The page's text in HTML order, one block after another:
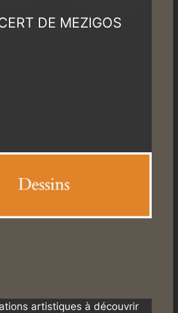
DE MEZIGOS
artistiques à découvrir